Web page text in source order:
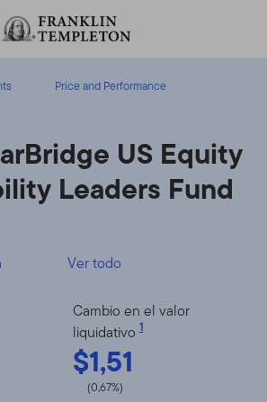
Price and Performance
US Equity
Leaders Fund
Ver todo
Cambio en el valor
liquidativo 1
$1,51
(0,67%)